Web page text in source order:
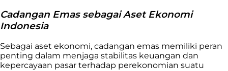
Cadangan Emas sebagai Aset Ekonomi
Indonesia
Sebagai aset ekonomi, cadangan emas memiliki peran
penting dalam menjaga stabilitas keuangan dan
kepercayaan pasar terhadap perekonomian suatu